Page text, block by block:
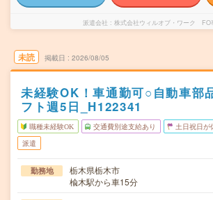
派遣会社 株式会社ウィルオブ・ワーク FO
未読 掲載日 2026/08/05
未経験OK！車通勤可○自動車部
フト週5日_H122341
職種未経験OK 交通費別途支給あり 土日祝日が
派遣
勤務地
栃木県栃木市
楡木駅から車15分